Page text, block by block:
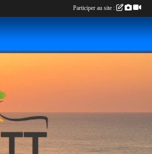
Participer au site :